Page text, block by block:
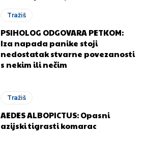
Tražiš
PSIHOLOG ODGOVARA PETKOM:
Iza napada panike stoji
nedostatak stvarne povezanosti
s nekim ili nečim
Tražiš
AEDES ALBOPICTUS: Opasni
azijski tigrasti komarac